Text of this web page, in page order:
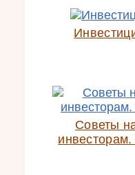
Советы
инвесторам.